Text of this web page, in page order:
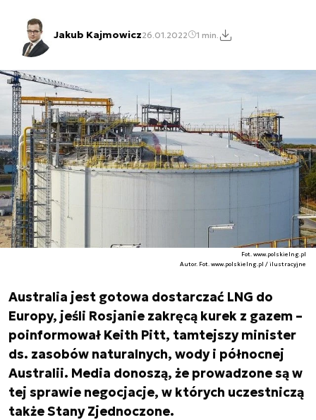
Jakub Kajmowicz26.01.2022 1 min.
Fot. www.polskielng.pl
Autor. Fot. www.polskielng.pl / ilustracyjne
Australia jest gotowa dostarczać LNG do
Europy, jeśli Rosjanie zakręcą kurek z gazem –
poinformował Keith Pitt, tamtejszy minister
ds. zasobów naturalnych, wody i północnej
Australii. Media donoszą, że prowadzone są w
tej sprawie negocjacje, w których uczestniczą
także Stany Zjednoczone.